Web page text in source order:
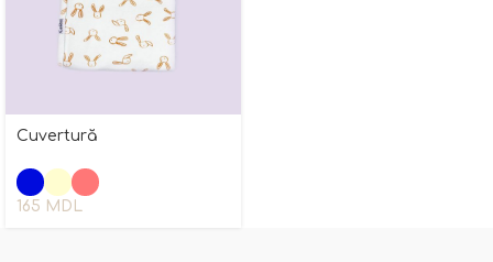
Cuvertură
165 MDL